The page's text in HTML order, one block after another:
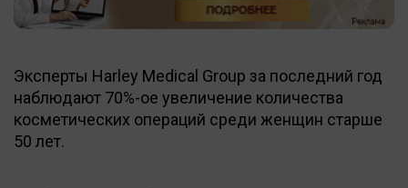
Эксперты Harley Medical Group за последний год
наблюдают 70%-ое увеличение количества
косметических операций среди женщин старше
50 лет.